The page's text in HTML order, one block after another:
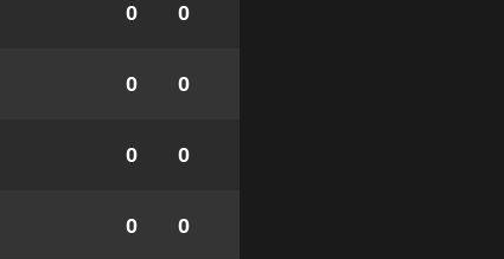
0 0
0 0
0 0
0 0